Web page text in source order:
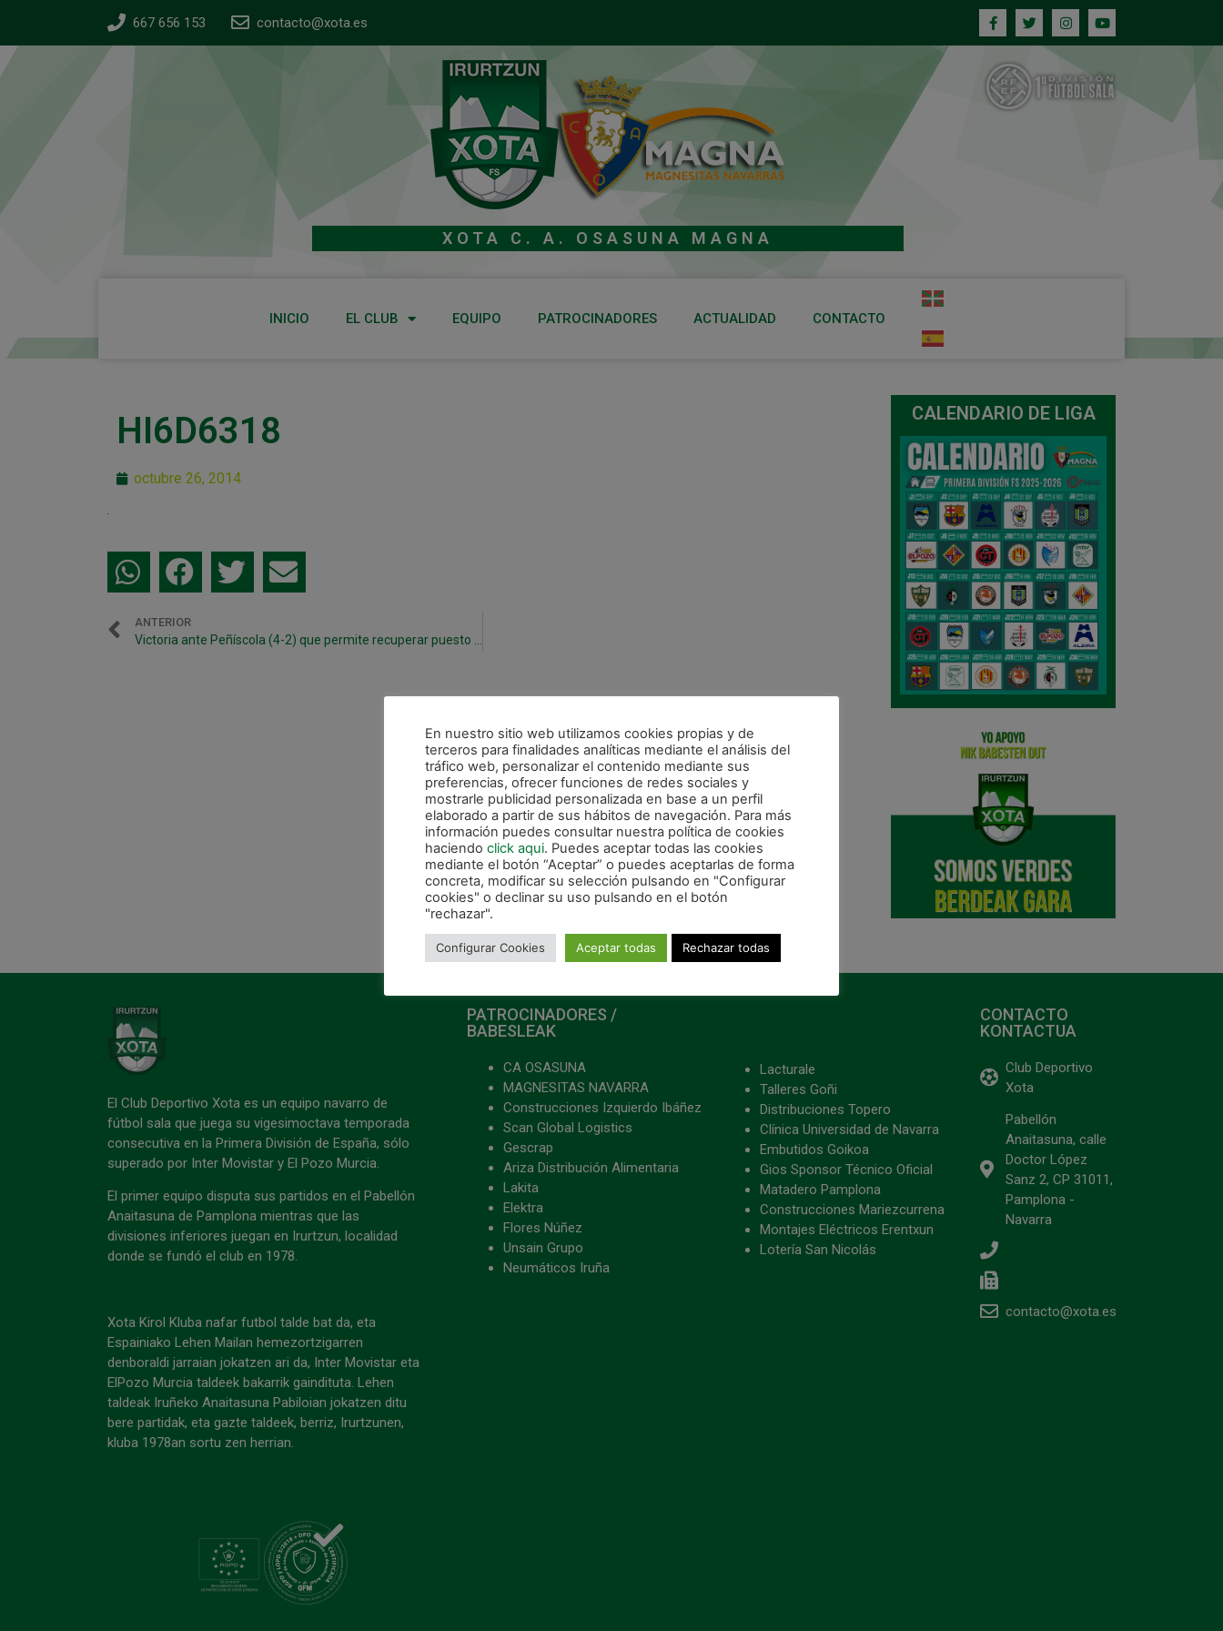
667 656 153 contacto@xota.es
XOTA C. A. OSASUNA MAGNA
INICIO EL CLUB EQUIPO PATROCINADORES ACTUALIDAD CONTACTO
HI6D6318
octubre 26, 2014
ANTERIOR
CALENDARIO DE LIGA
El Club Deportivo Xota es un equipo navarro de
fútbol sala que juega su vigesimoctava temporada
consecutiva en la Primera División de España, sólo
superado por Inter Movistar y El Pozo Murcia.
El primer equipo disputa sus partidos en el Pabellón
Anaitasuna de Pamplona mientras que las
divisiones inferiores juegan en Irurtzun, localidad
donde se fundó el club en 1978.
Xota Kirol Kluba nafar futbol talde bat da, eta
Espainiako Lehen Mailan hemezortzigarren
denboraldi jarraian jokatzen ari da, Inter Movistar eta
ElPozo Murcia taldeek bakarrik gaindituta. Lehen
taldeak Iruñeko Anaitasuna Pabiloian jokatzen ditu
bere partidak, eta gazte taldeek, berriz, Irurtzunen,
kluba 1978an sortu zen herrian.
PATROCINADORES /
BABESLEAK
CA OSASUNA
MAGNESITAS NAVARRA
Construcciones Izquierdo Ibáñez
Scan Global Logistics
Gescrap
Ariza Distribución Alimentaria
Lakita
Elektra
Flores Núñez
Unsain Grupo
Neumáticos Iruña
Lacturale
Talleres Goñi
Distribuciones Topero
Clínica Universidad de Navarra
Embutidos Goikoa
Gios Sponsor Técnico Oficial
Matadero Pamplona
Construcciones Mariezcurrena
Montajes Eléctricos Erentxun
Lotería San Nicolás
CONTACTO
KONTACTUA
Club Deportivo
Xota
Pabellón
Anaitasuna, calle
Doctor López
Sanz 2, CP 31011,
Pamplona -
Navarra
contacto@xota.es
En nuestro sitio web utilizamos cookies propias y de
terceros para finalidades analíticas mediante el análisis del
tráfico web, personalizar el contenido mediante sus
preferencias, ofrecer funciones de redes sociales y
mostrarle publicidad personalizada en base a un perfil
elaborado a partir de sus hábitos de navegación. Para más
información puedes consultar nuestra política de cookies
haciendo click aqui. Puedes aceptar todas las cookies
mediante el botón “Aceptar” o puedes aceptarlas de forma
concreta, modificar su selección pulsando en "Configurar
cookies" o declinar su uso pulsando en el botón
"rechazar".
Configurar Cookies Aceptar todas Rechazar todas